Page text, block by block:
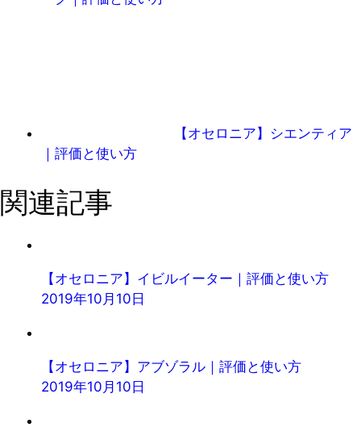
【オセロニア】シエンティア
｜評価と使い方
関連記事
【オセロニア】イビルイーター｜評価と使い方
2019年10月10日
【オセロニア】アブゾラル｜評価と使い方
2019年10月10日